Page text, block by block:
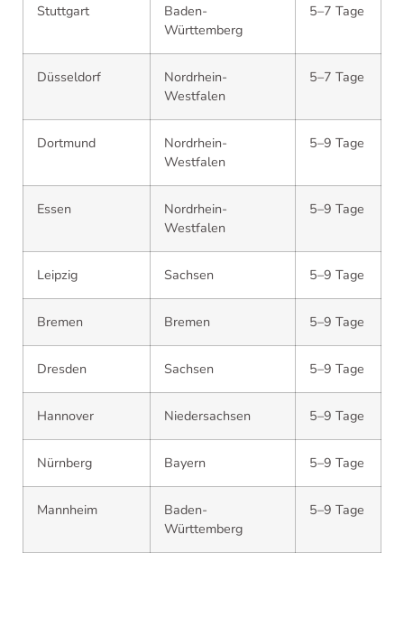
Stuttgart
Baden-
Württemberg
5–7 Tage
Düsseldorf
Nordrhein-
Westfalen
5–7 Tage
Dortmund
Nordrhein-
Westfalen
5–9 Tage
Essen
Nordrhein-
Westfalen
5–9 Tage
Leipzig Sachsen 5–9 Tage
Bremen Bremen 5–9 Tage
Dresden Sachsen 5–9 Tage
Hannover Niedersachsen 5–9 Tage
Nürnberg Bayern 5–9 Tage
Mannheim
Baden-
Württemberg
5–9 Tage